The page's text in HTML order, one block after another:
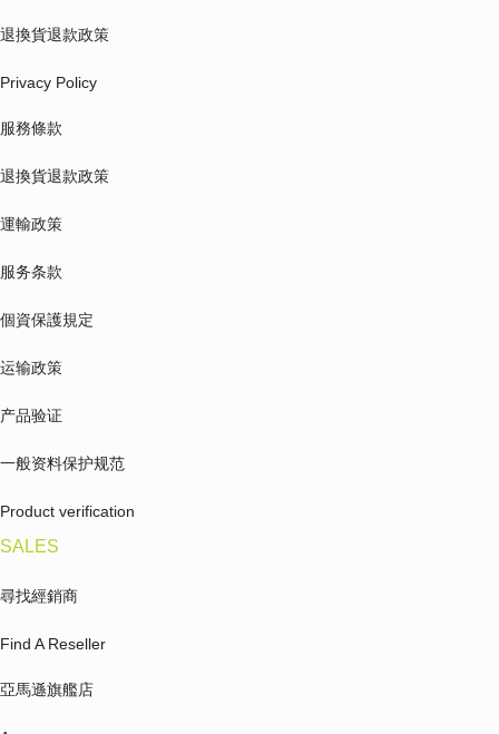
退換貨退款政策
Privacy Policy
服務條款
退換貨退款政策
運輸政策
服务条款
個資保護規定
运输政策
产品验证
一般资料保护规范
Product verification
SALES
尋找經銷商
Find A Reseller
亞馬遜旗艦店